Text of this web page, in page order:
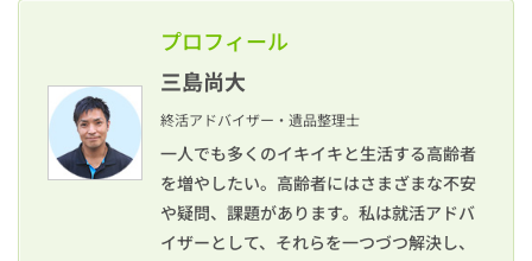
プロフィール
三島尚大
終活アドバイザー・遺品整理士
一人でも多くのイキイキと生活する高齢者
を増やしたい。高齢者にはさまざまな不安
や疑問、課題があります。私は就活アドバ
イザーとして、それらを一つづつ解決し、